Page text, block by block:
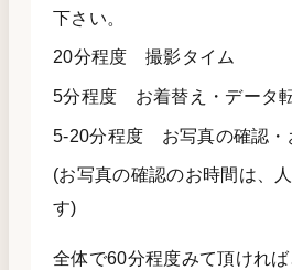
下さい。
20分程度 撮影タイム
5分程度 お着替え・データ
5-20分程度 お写真の確認・
(お写真の確認のお時間は、
す)
全体で60分程度みて頂ければ